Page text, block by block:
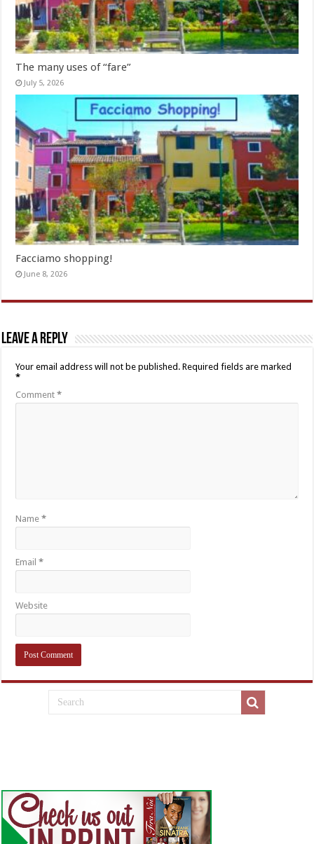
The many uses of “fare”
July 5, 2026
Facciamo shopping!
June 8, 2026
Leave a Reply
Your email address will not be published. Required fields are marked
*
Comment*
Name*
Email*
Website